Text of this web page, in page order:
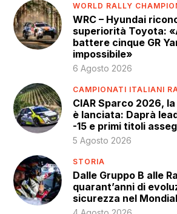
WORLD RALLY
WRC – Hyundai
superiorità Toyota:
battere cinque GR
impossibile»
6 Agosto 2026
CAMPIONATI ITALIANI
CIAR Sparco 2026,
è lanciata: Daprà
-15 e primi titoli
5 Agosto 2026
STORIA
Dalle Gruppo B alle
quarant’anni di
sicurezza nel